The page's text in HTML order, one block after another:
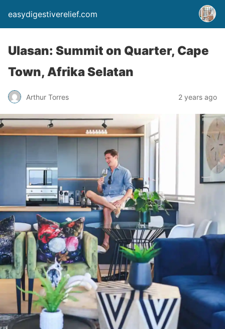
easydigestiverelief.com
Ulasan: Summit on Quarter, Cape
Town, Afrika Selatan
Arthur Torres 2 years ago